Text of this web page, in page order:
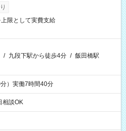
限として実費支給
/ 九段下駅から徒歩4分 / 飯田橋駅
）実働7時間40分
談OK